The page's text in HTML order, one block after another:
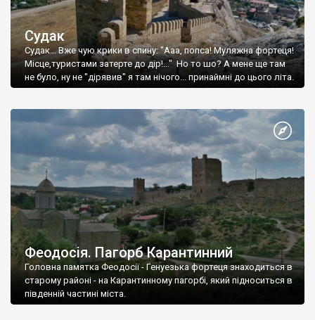
Судак
Судак... Вже чую крики в спину: "Ааа, попса! Муляжна фортеця!
Місце,туристами затерте до дір!..." Но то шо? А мене ще там
не було, ну не "дірявив" я там нічого... принаймні до цього літа.
Феодосія. Пагорб Карантинний
Головна памятка Феодосії - Генуезька фортеця знаходиться в
старому районі - на Карантинному пагорбі, який підноситься в
південній частині міста.